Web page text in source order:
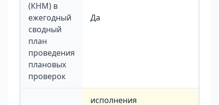
(КНМ) в
ежегодный
сводный
план
проведения
плановых
проверок
Да
исполнения